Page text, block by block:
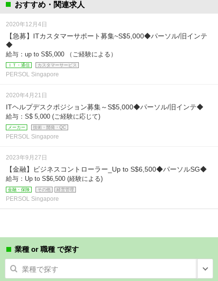
おすすめ・関連求人
【急募】ITカスタマーサポート募集~S$5,000◆パーソル/旧インテ
◆
給与：up to S$5,000 （ご経験による）
ＩＴ・通信 カスタマーサービス
2020年12月4日
PERSOL Singapore
ITヘルプデスクポジション募集～S$5,000◆パーソル/旧インテ◆
給与：S$ 5,000 (ご経験に応じて)
メーカー 技術・開発・QC
2020年4月21日
PERSOL Singapore
【金融】ビジネスコントローラー_Up to S$6,500◆パーソルSG◆
給与：Up to S$6,500 (経験による)
金融・保険 その他 経営管理
2023年9月27日
PERSOL Singapore
業種 or 職種 で探す
業種で探す